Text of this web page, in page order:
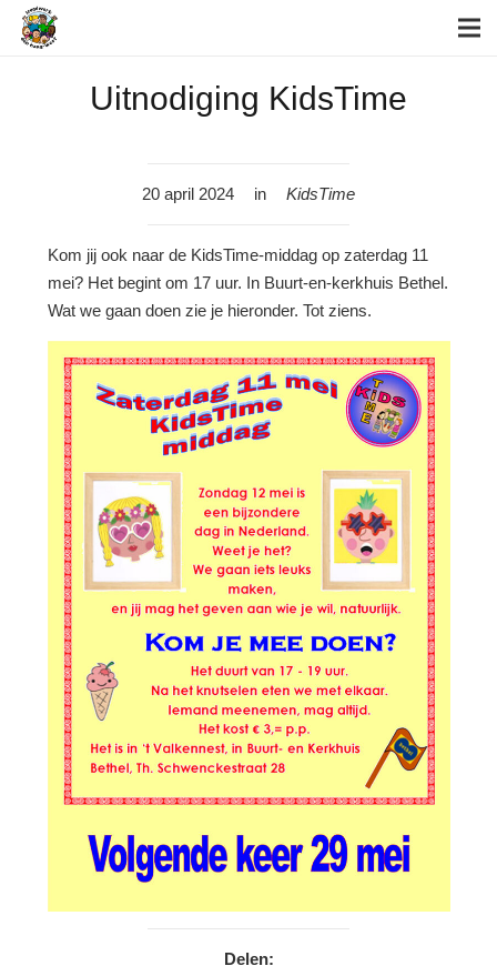
Uitnodiging KidsTime
20 april 2024 in KidsTime
Kom jij ook naar de KidsTime-middag op zaterdag 11
mei? Het begint om 17 uur. In Buurt-en-kerkhuis Bethel.
Wat we gaan doen zie je hieronder. Tot ziens.
Delen: